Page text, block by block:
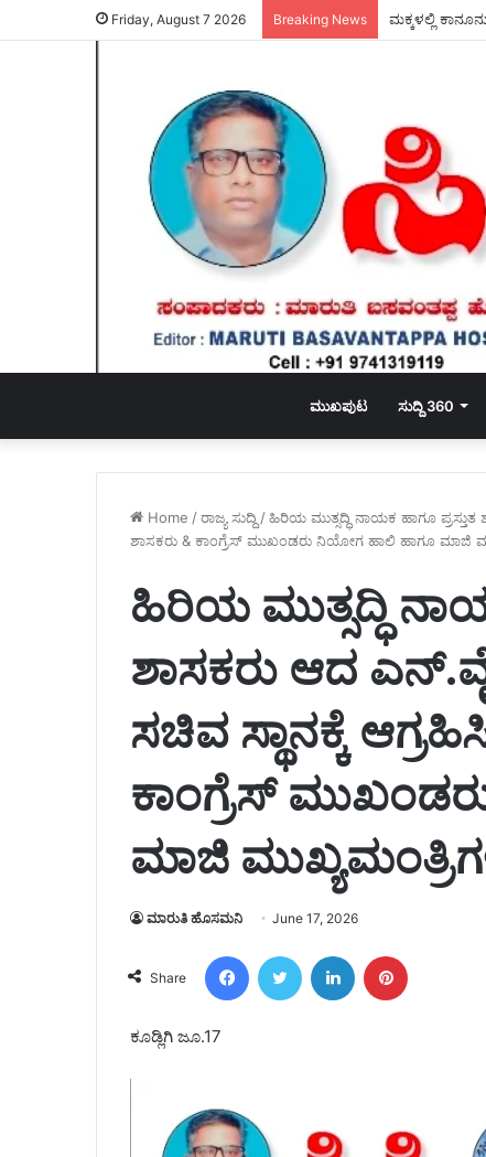
Friday, August 7 2026 Breaking News ಮಕ್ಕಳಲ್ಲಿ
ಮುಖಪುಟ ಸುದ್ದಿ 360
Home /ರಾಜ್ಯ ಸುದ್ದಿ /ಹಿರಿಯ ಮುತ್ಸದ್ಧಿ ನಾಯಕ ಹಾಗೂ ಪ್ರಸ್ತುತ
ಶಾಸಕರು & ಕಾಂಗ್ರೆಸ್ ಮುಖಂಡರು ನಿಯೋಗ ಹಾಲಿ ಹಾಗೂ ಮಾಜಿ
ಹಿರಿಯ ಮುತ್ಸದ್ಧಿ
ಶಾಸಕರು ಆದ
ಸಚಿವ ಸ್ಥಾನಕ್ಕೆ
ಕಾಂಗ್ರೆಸ್
ಮಾಜಿ
ಮಾರುತಿ ಹೊಸಮನಿ June 17, 2026
Share
FacebookTwitter LinkedIn
ಕೂಡ್ಲಿಗಿ ಜೂ.17